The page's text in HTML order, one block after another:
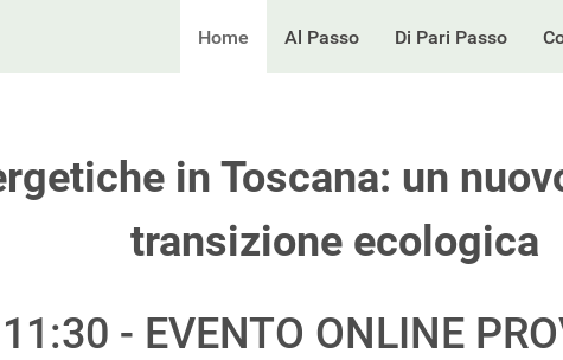
Home Al Passo Di Pari Passo
in Toscana: un
transizione ecologica
- EVENTO ONLINE